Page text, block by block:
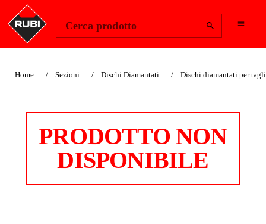
Cerca prodotto
Home Sezioni Dischi Diamantati Dischi diamantati per
PRODOTTO NON
DISPONIBILE